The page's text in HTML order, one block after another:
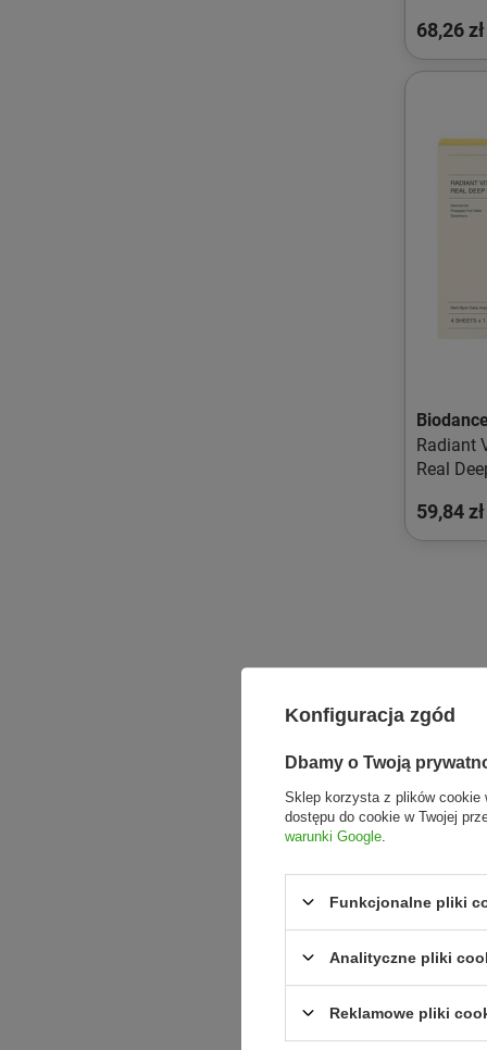
do
150ml
68,26 zł
Biodance
Radiant
Real
płachcie
59,84 zł
Konfiguracja zgód
Dbamy o Twoją
Sklep korzysta z plików cookie
dostępu do cookie w Twojej
warunki Google
Funkcjonalne pliki
Analityczne pliki
Reklamowe pliki